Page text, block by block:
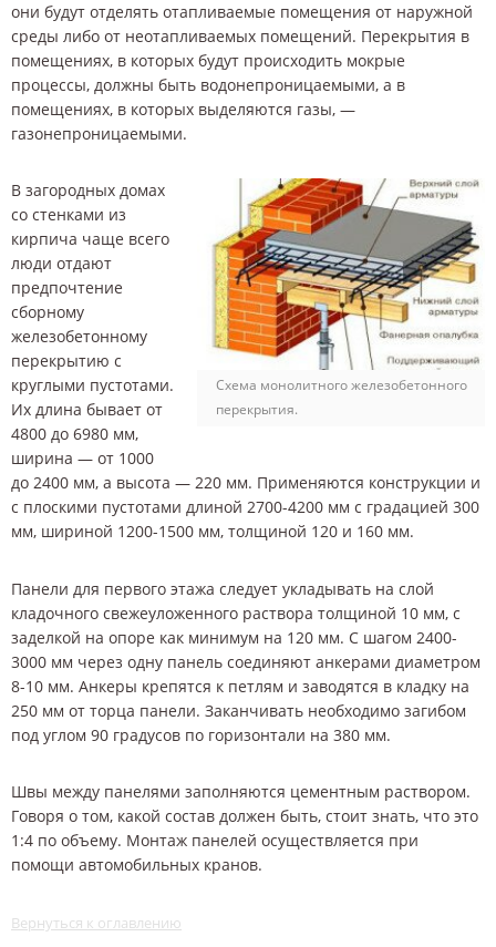
они будут отделять отапливаемые помещения от наружной
среды либо от неотапливаемых помещений. Перекрытия в
помещениях, в которых будут происходить мокрые
процессы, должны быть водонепроницаемыми, а в
помещениях, в которых выделяются газы, —
газонепроницаемыми.
Схема монолитного железобетонного
перекрытия.
В загородных домах
со стенками из
кирпича чаще всего
люди отдают
предпочтение
сборному
железобетонному
перекрытию с
круглыми пустотами.
Их длина бывает от
4800 до 6980 мм,
ширина — от 1000
до 2400 мм, а высота — 220 мм. Применяются конструкции и
с плоскими пустотами длиной 2700-4200 мм с градацией 300
мм, шириной 1200-1500 мм, толщиной 120 и 160 мм.
Панели для первого этажа следует укладывать на слой
кладочного свежеуложенного раствора толщиной 10 мм, с
заделкой на опоре как минимум на 120 мм. С шагом 2400-
3000 мм через одну панель соединяют анкерами диаметром
8-10 мм. Анкеры крепятся к петлям и заводятся в кладку на
250 мм от торца панели. Заканчивать необходимо загибом
под углом 90 градусов по горизонтали на 380 мм.
Швы между панелями заполняются цементным раствором.
Говоря о том, какой состав должен быть, стоит знать, что это
1:4 по объему. Монтаж панелей осуществляется при
помощи автомобильных кранов.
Вернуться к оглавлению